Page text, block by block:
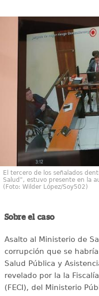
El tercero de los señalados
Salud", estuvo presente en la
(Foto: Wilder López/Soy502)
Sobre el caso
Asalto al Ministerio de
corrupción que se
Salud Pública y
revelado por la la
(FECI), del Ministerio